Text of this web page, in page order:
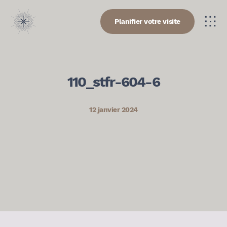
Planifier votre visite
110_stfr-604-6
12 janvier 2024